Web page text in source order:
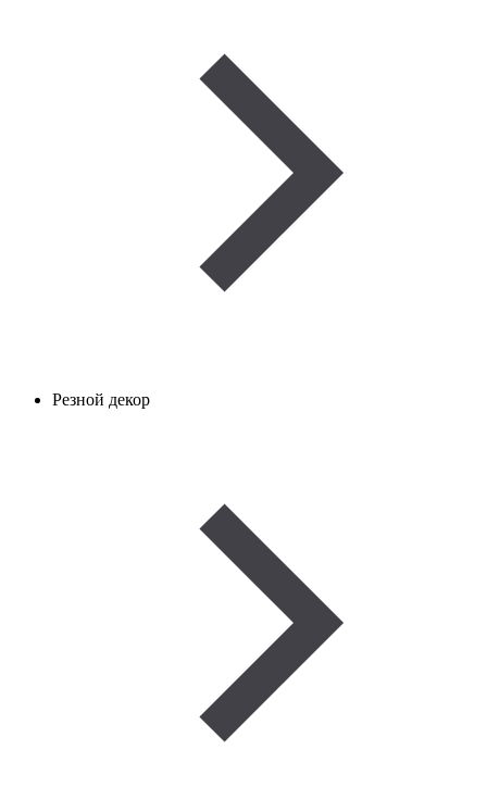
Резной декор